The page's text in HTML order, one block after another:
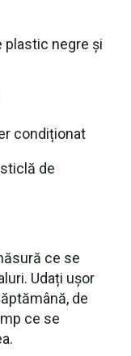
plastic negre și
condiționat
de
ce se
Udați ușor
de
ce se